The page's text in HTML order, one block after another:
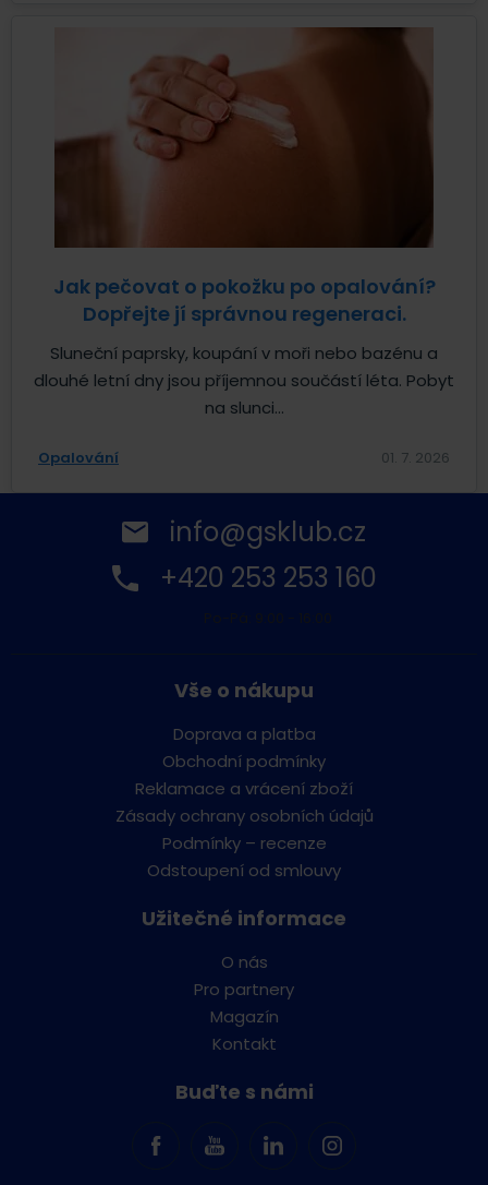
Jak pečovat o pokožku po opalování?
Dopřejte jí správnou regeneraci.
Sluneční paprsky, koupání v moři nebo bazénu a
dlouhé letní dny jsou příjemnou součástí léta. Pobyt
na slunci...
Opalování 01. 7. 2026
info@gsklub.cz
+420 253 253 160
Vše o nákupu
Doprava a platba
Obchodní podmínky
Reklamace a vrácení zboží
Zásady ochrany osobních údajů
Podmínky – recenze
Odstoupení od smlouvy
Užitečné informace
O nás
Pro partnery
Magazín
Kontakt
Buďte s námi